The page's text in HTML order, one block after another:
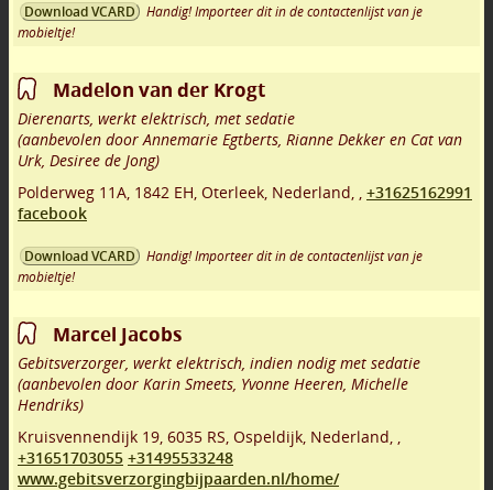
Download VCARD
Handig! Importeer dit in de contactenlijst van je
mobieltje!
Madelon van der Krogt
Dierenarts, werkt elektrisch, met sedatie
(aanbevolen door Annemarie Egtberts, Rianne Dekker en Cat van
Urk, Desiree de Jong)
Polderweg 11A 1842 EH Oterleek Nederland,
+31625162991
facebook
Download VCARD
Handig! Importeer dit in de contactenlijst van je
mobieltje!
Marcel Jacobs
Gebitsverzorger, werkt elektrisch, indien nodig met sedatie
(aanbevolen door Karin Smeets, Yvonne Heeren, Michelle
Hendriks)
Kruisvennendijk 19 6035 RS Ospeldijk Nederland,
+31651703055 +31495533248
www.gebitsverzorgingbijpaarden.nl/home/